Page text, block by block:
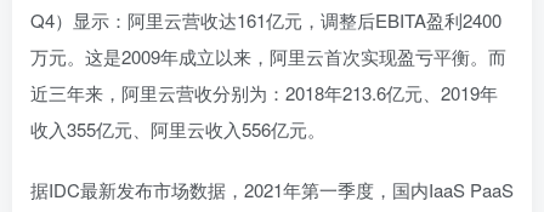
Q4）显示：阿里云营收达161亿元，调整后EBITA盈利2400
万元。这是2009年成立以来，阿里云首次实现盈亏平衡。而
近三年来，阿里云营收分别为：2018年213.6亿元、2019年
收入355亿元、阿里云收入556亿元。
据IDC最新发布市场数据，2021年第一季度，国内IaaS PaaS